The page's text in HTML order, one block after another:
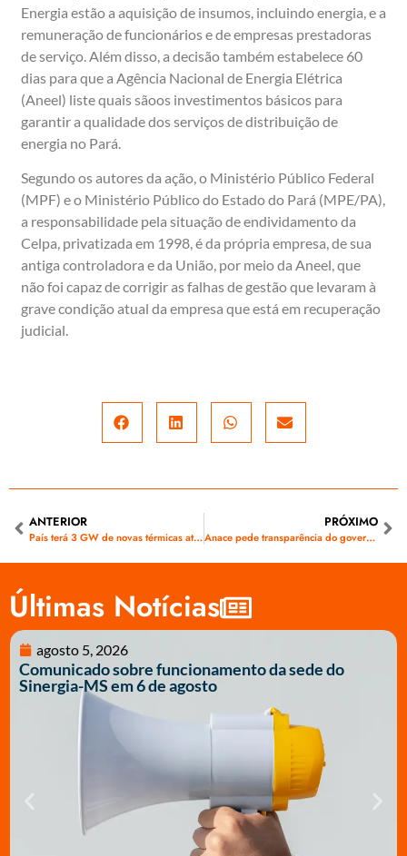
Energia estão a aquisição de insumos, incluindo energia, e a
remuneração de funcionários e de empresas prestadoras
de serviço. Além disso, a decisão também estabelece 60
dias para que a Agência Nacional de Energia Elétrica
(Aneel) liste quais sãoos investimentos básicos para
garantir a qualidade dos serviços de distribuição de
energia no Pará.
Segundo os autores da ação, o Ministério Público Federal
(MPF) e o Ministério Público do Estado do Pará (MPE/PA),
a responsabilidade pela situação de endividamento da
Celpa, privatizada em 1998, é da própria empresa, de sua
antiga controladora e da União, por meio da Aneel, que
não foi capaz de corrigir as falhas de gestão que levaram à
grave condição atual da empresa que está em recuperação
judicial.
ANTERIOR
País terá 3 GW de novas térmicas até abril, garante ONS
PRÓXIMO
Anace pede transparência do governo sobre a real situação do sistema elétrico
Últimas Notícias
agosto 5, 2026
Comunicado sobre funcionamento da sede do
Sinergia-MS em 6 de agosto